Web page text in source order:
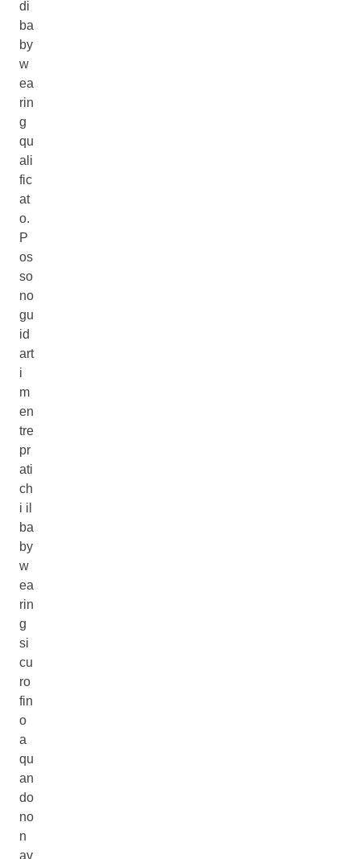
di
ba
by
w
ea
rin
g
qu
ali
fic
at
o.
P
os
so
no
gu
id
art
i
m
en
tre
pr
ati
ch
i il
ba
by
w
ea
rin
g
si
cu
ro
fin
o
a
qu
an
do
no
n
av